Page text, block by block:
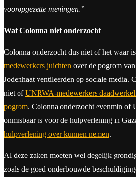
vooropgezette meningen.”
Wat Colonna niet onderzocht
Colonna onderzocht dus niet of het waar
medewerkers juichten over de pogrom
Jodenhaat ventileerden op sociale media.
niet ofUNRWA-medewerkers
pogrom. Colonna onderzocht evenmin of
onmisbaar is voor de hulpverlening in
hulpverlening over kunnen nemen.
Al deze zaken moeten wel degelijk
zoals de goed onderbouwde